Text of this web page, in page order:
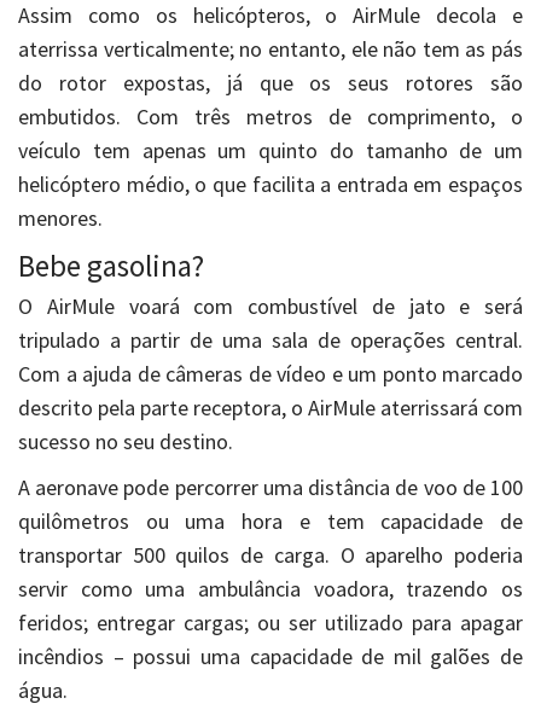
Assim como os helicópteros, o AirMule decola e
aterrissa verticalmente; no entanto, ele não tem as pás
do rotor expostas, já que os seus rotores são
embutidos. Com três metros de comprimento, o
veículo tem apenas um quinto do tamanho de um
helicóptero médio, o que facilita a entrada em espaços
menores.
Bebe gasolina?
O AirMule voará com combustível de jato e será
tripulado a partir de uma sala de operações central.
Com a ajuda de câmeras de vídeo e um ponto marcado
descrito pela parte receptora, o AirMule aterrissará com
sucesso no seu destino.
A aeronave pode percorrer uma distância de voo de 100
quilômetros ou uma hora e tem capacidade de
transportar 500 quilos de carga. O aparelho poderia
servir como uma ambulância voadora, trazendo os
feridos; entregar cargas; ou ser utilizado para apagar
incêndios – possui uma capacidade de mil galões de
água.